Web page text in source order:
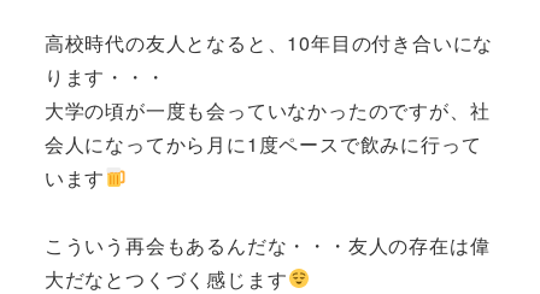
高校時代の友人となると、10年目の付き合いにな
ります・・・
大学の頃が一度も会っていなかったのですが、社
会人になってから月に1度ペースで飲みに行って
います
こういう再会もあるんだな・・・友人の存在は偉
大だなとつくづく感じます